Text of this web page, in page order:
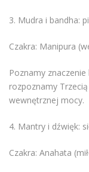
3. Mudra i bandha:
Czakra: Manipura
Poznamy
rozpoznamy
wewnętrznej mocy.
4. Mantry i dźwięk:
Czakra: Anahata